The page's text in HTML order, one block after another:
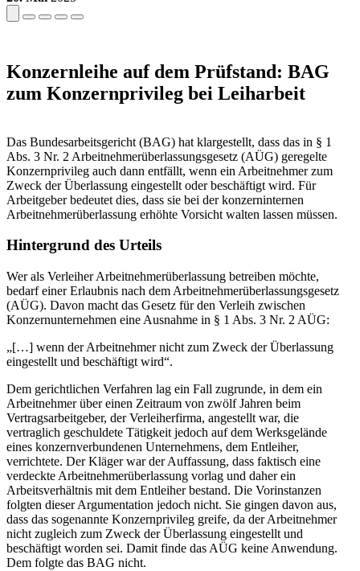
Konzernleihe auf dem Prüfstand: BAG
zum Konzernprivileg bei Leiharbeit
Das Bundesarbeitsgericht (BAG) hat klargestellt, dass das in § 1
Abs. 3 Nr. 2 Arbeitnehmerüberlassungsgesetz (AÜG) geregelte
Konzernprivileg auch dann entfällt, wenn ein Arbeitnehmer zum
Zweck der Überlassung eingestellt oder beschäftigt wird. Für
Arbeitgeber bedeutet dies, dass sie bei der konzerninternen
Arbeitnehmerüberlassung erhöhte Vorsicht walten lassen müssen.
Hintergrund des Urteils
Wer als Verleiher Arbeitnehmerüberlassung betreiben möchte,
bedarf einer Erlaubnis nach dem Arbeitnehmerüberlassungsgesetz
(AÜG). Davon macht das Gesetz für den Verleih zwischen
Konzernunternehmen eine Ausnahme in § 1 Abs. 3 Nr. 2 AÜG:
„[…] wenn der Arbeitnehmer nicht zum Zweck der Überlassung
eingestellt und beschäftigt wird“.
Dem gerichtlichen Verfahren lag ein Fall zugrunde, in dem ein
Arbeitnehmer über einen Zeitraum von zwölf Jahren beim
Vertragsarbeitgeber, der Verleiherfirma, angestellt war, die
vertraglich geschuldete Tätigkeit jedoch auf dem Werksgelände
eines konzernverbundenen Unternehmens, dem Entleiher,
verrichtete. Der Kläger war der Auffassung, dass faktisch eine
verdeckte Arbeitnehmerüberlassung vorlag und daher ein
Arbeitsverhältnis mit dem Entleiher bestand. Die Vorinstanzen
folgten dieser Argumentation jedoch nicht. Sie gingen davon aus,
dass das sogenannte Konzernprivileg greife, da der Arbeitnehmer
nicht zugleich zum Zweck der Überlassung eingestellt und
beschäftigt worden sei. Damit finde das AÜG keine Anwendung.
Dem folgte das BAG nicht.